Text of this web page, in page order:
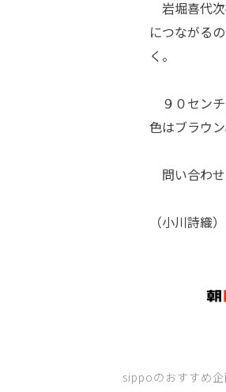
岩堀喜代
につながる
く。
９０センチ
色はブラウ
問い合わせ
（小川詩織）
sippoのおすすめ企